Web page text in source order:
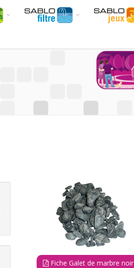
Fiche Galet de marbre noir